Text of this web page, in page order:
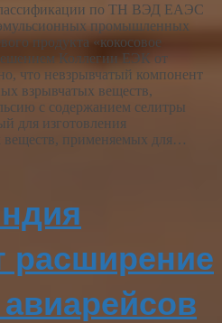
по ТН ВЭД ЕАЭС
промышленных
продукта «кокосовое
Коллегии ЕЭК от
что невзрывчатый компонент
взрывчатых веществ,
с содержанием селитры
для изготовления
применяемых для…
расширение